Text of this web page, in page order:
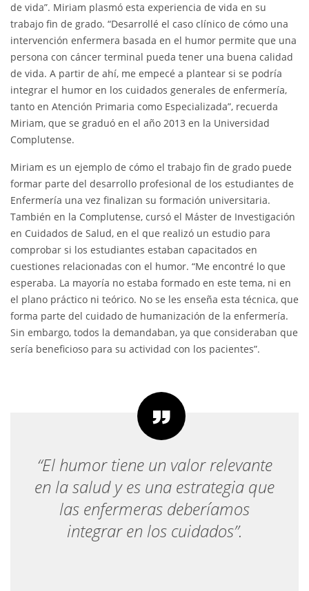
de vida”. Miriam plasmó esta experiencia de vida en su
trabajo fin de grado. “Desarrollé el caso clínico de cómo una
intervención enfermera basada en el humor permite que una
persona con cáncer terminal pueda tener una buena calidad
de vida. A partir de ahí, me empecé a plantear si se podría
integrar el humor en los cuidados generales de enfermería,
tanto en Atención Primaria como Especializada”, recuerda
Miriam, que se graduó en el año 2013 en la Universidad
Complutense.
Miriam es un ejemplo de cómo el trabajo fin de grado puede
formar parte del desarrollo profesional de los estudiantes de
Enfermería una vez finalizan su formación universitaria.
También en la Complutense, cursó el Máster de Investigación
en Cuidados de Salud, en el que realizó un estudio para
comprobar si los estudiantes estaban capacitados en
cuestiones relacionadas con el humor. “Me encontré lo que
esperaba. La mayoría no estaba formado en este tema, ni en
el plano práctico ni teórico. No se les enseña esta técnica, que
forma parte del cuidado de humanización de la enfermería.
Sin embargo, todos la demandaban, ya que consideraban que
sería beneficioso para su actividad con los pacientes”.
“El humor tiene un valor relevante
en la saludy es una estrategia que
las enfermeras deberíamos
integrar en los cuidados”.